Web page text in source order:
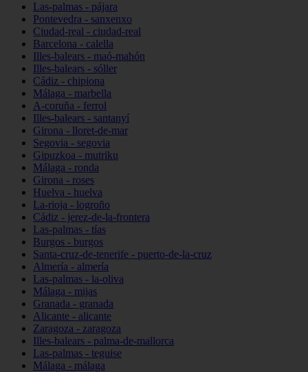
Las-palmas - pájara
Pontevedra - sanxenxo
Ciudad-real - ciudad-real
Barcelona - calella
Illes-balears - maó-mahón
Illes-balears - sóller
Cádiz - chipiona
Málaga - marbella
A-coruña - ferrol
Illes-balears - santanyí
Girona - lloret-de-mar
Segovia - segovia
Gipuzkoa - mutriku
Málaga - ronda
Girona - roses
Huelva - huelva
La-rioja - logroño
Cádiz - jerez-de-la-frontera
Las-palmas - tías
Burgos - burgos
Santa-cruz-de-tenerife - puerto-de-la-cruz
Almería - almería
Las-palmas - la-oliva
Málaga - mijas
Granada - granada
Alicante - alicante
Zaragoza - zaragoza
Illes-balears - palma-de-mallorca
Las-palmas - teguise
Málaga - málaga